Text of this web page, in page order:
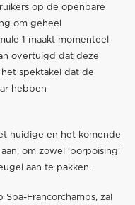
op de openbare
om geheel
1 maakt momenteel
overtuigd dat deze
spektakel dat de
hebben
huidige en het komende
om zowel ‘porpoising’
aan te pakken.
Francorchamps, zal